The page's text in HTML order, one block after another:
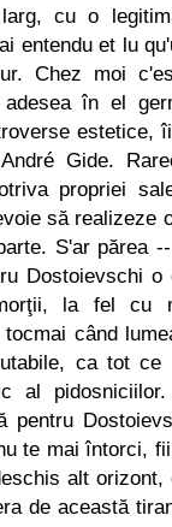
cu o
entendu et lu
Chez moi
în el
estetice,
Gide.
propriei
să realizeze
S'ar părea
Dostoievschi o
la fel cu
când
ca tot ce
al
pentru
te mai întorci,
alt orizont,
de această